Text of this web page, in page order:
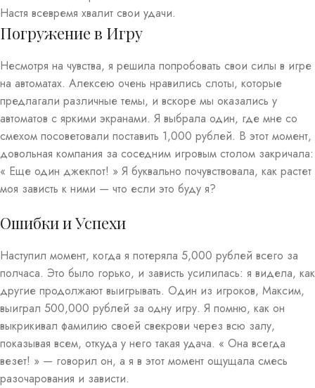
Настя всевремя хвалит свои удачи.
Погружение в Игру
Несмотря на чувства, я решила попробовать свои силы в игре
на автоматах. Алексею очень нравились слоты, которые
предлагали различные темы, и вскоре мы оказались у
автоматов с яркими экранами. Я выбрала один, где мне со
смехом посоветовали поставить 1,000 рублей. В этот момент,
довольная компания за соседним игровым столом закричала:
« Еще один джекпот! » Я буквально почувствовала, как растет
моя зависть к ними — что если это буду я?
Ошибки и Успехи
Наступил момент, когда я потеряла 5,000 рублей всего за
полчаса. Это было горько, и зависть усилилась: я видела, как
другие продолжают выигрывать. Один из игроков, Максим,
выиграл 500,000 рублей за одну игру. Я помню, как он
выкрикивал фамилию своей свекрови через всю залу,
показывая всем, откуда у него такая удача. « Она всегда
везет! » — говорил он, а я в этот момент ощущала смесь
разочарования и зависти.